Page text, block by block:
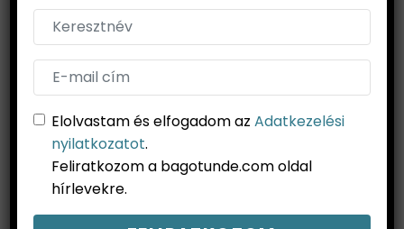
Három kihagyhatatlan kisváros Németország
közepén
Elolvastam és elfogadom azAdatkezelési
nyilatkozatot.
Feliratkozom a bagotunde.com oldal
hírlevekre.